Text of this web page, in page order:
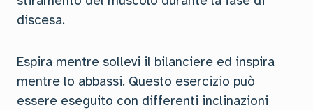
discesa.
Espira mentre sollevi il bilanciere ed inspira
mentre lo abbassi. Questo esercizio può
essere eseguito con differenti inclinazioni